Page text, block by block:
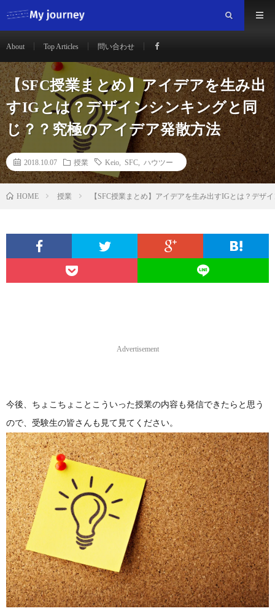
About Top Articles 問い合わせ
【SFC授業まとめ】アイデアを生み出
すIGとは？デザインシンキングと同
じ？？究極のアイデア発散方法
2018.10.07 授業 Keio SFC ハウツー
HOME 授業 【SFC授業まとめ】アイデアを生み出すIGとは？デザ
Advertisement
今後、ちょこちょことこういった授業の内容も発信できたらと思う
ので、受験生の皆さんも見て見てください。